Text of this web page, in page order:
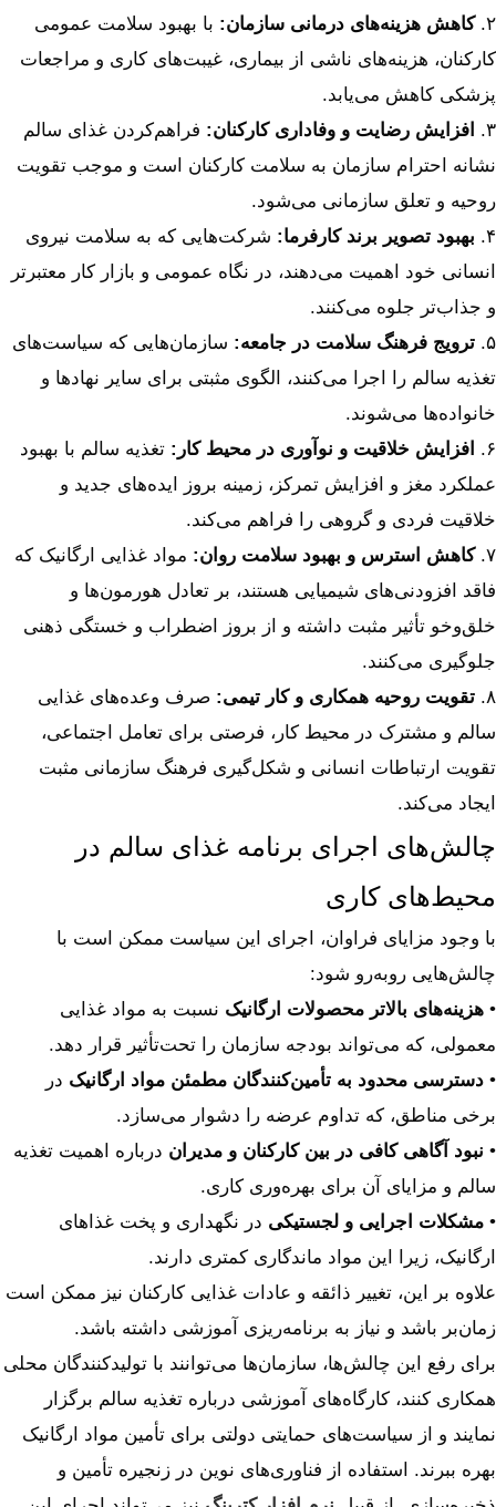
۲. کاهش هزینه‌های درمانی سازمان: با بهبود سلامت عمومی
کارکنان، هزینه‌های ناشی از بیماری، غیبت‌های کاری و مراجعات
پزشکی کاهش می‌یابد.
۳.
افزایش رضایت و وفاداری کارکنان: فراهم‌کردن غذای سالم
نشانه احترام سازمان به سلامت کارکنان است و موجب تقویت
روحیه و تعلق سازمانی می‌شود.
۴. بهبود تصویر برند کارفرما: شرکت‌هایی که به سلامت نیروی
انسانی خود اهمیت می‌دهند، در نگاه عمومی و بازار کار معتبرتر
و جذاب‌تر جلوه می‌کنند.
۵. ترویج فرهنگ سلامت در جامعه: سازمان‌هایی که سیاست‌های
تغذیه سالم را اجرا می‌کنند، الگوی مثبتی برای سایر نهادها و
خانواده‌ها می‌شوند.
۶.
افزایش خلاقیت و نوآوری در محیط کار : تغذیه سالم با بهبود
عملکرد مغز و افزایش تمرکز، زمینه بروز ایده‌های جدید و
خلاقیت فردی و گروهی را فراهم می‌کند.
۷. کاهش استرس و بهبود سلامت روان: مواد غذایی ارگانیک که
فاقد افزودنی‌های شیمیایی هستند، بر تعادل هورمون‌ها و
خلق‌وخو تأثیر مثبت داشته و از بروز اضطراب و خستگی ذهنی
جلوگیری می‌کنند.
۸. تقویت روحیه همکاری و کار تیمی: صرف وعده‌های غذایی
سالم و مشترک در محیط کار، فرصتی برای تعامل اجتماعی،
تقویت ارتباطات انسانی و شکل‌گیری فرهنگ سازمانی مثبت
ایجاد می‌کند.
چالش‌های اجرای برنامه غذای سالم در
محیط‌های کاری
با وجود مزایای فراوان، اجرای این سیاست ممکن است با
چالش‌هایی روبه‌رو شود:
• هزینه‌های بالاتر محصولات ارگانیک نسبت به مواد غذایی
معمولی، که می‌تواند بودجه سازمان را تحت‌تأثیر قرار دهد.
• دسترسی محدود به تأمین‌کنندگان مطمئن مواد ارگانیک در
برخی مناطق، که تداوم عرضه را دشوار می‌سازد.
• نبود آگاهی کافی در بین کارکنان و مدیران درباره اهمیت تغذیه
سالم و مزایای آن برای بهره‌وری کاری.
• مشکلات اجرایی و لجستیکی در نگهداری و پخت غذاهای
ارگانیک، زیرا این مواد ماندگاری کمتری دارند.
علاوه بر این، تغییر ذائقه و عادات غذایی کارکنان نیز ممکن است
زمان‌بر باشد و نیاز به برنامه‌ریزی آموزشی داشته باشد.
برای رفع این چالش‌ها، سازمان‌ها می‌توانند با تولیدکنندگان محلی
همکاری کنند، کارگاه‌های آموزشی درباره تغذیه سالم برگزار
نمایند و از سیاست‌های حمایتی دولتی برای تأمین مواد ارگانیک
بهره ببرند. استفاده از فناوری‌های نوین در زنجیره تأمین و